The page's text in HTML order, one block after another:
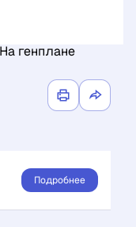
На генплане
Подробнее